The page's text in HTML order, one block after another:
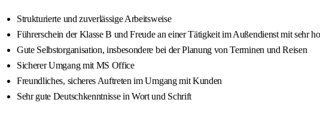
Strukturierte und zuverlässige Arbeitsweise
Führerschein der Klasse B und Freude an einer Tätigkeit im Außendienst mit sehr
Gute Selbstorganisation, insbesondere bei der Planung von Terminen und Reisen
Sicherer Umgang mit MS Office
Freundliches, sicheres Auftreten im Umgang mit Kunden
Sehr gute Deutschkenntnisse in Wort und Schrift